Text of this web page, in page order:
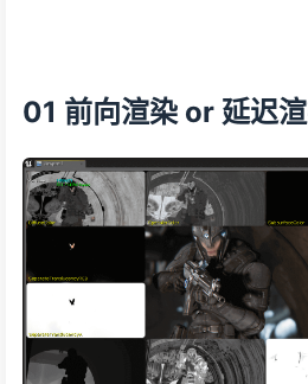
01 前向渲染 or 延迟